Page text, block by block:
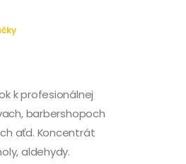
k profesionálnej
barbershopoch
aťd. Koncentrát
aldehydy.